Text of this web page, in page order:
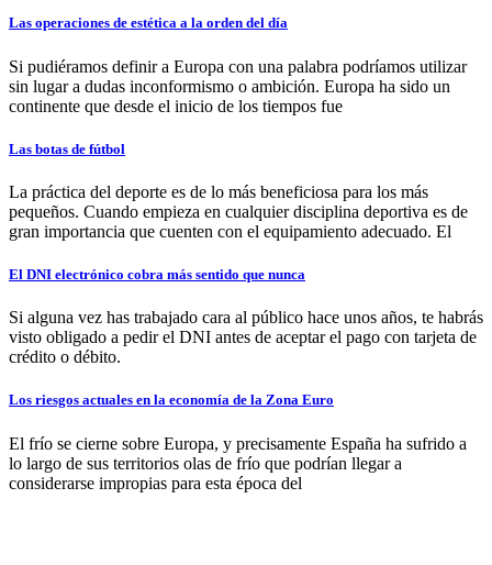
Las operaciones de estética a la orden del día
Si pudiéramos definir a Europa con una palabra podríamos utilizar
sin lugar a dudas inconformismo o ambición. Europa ha sido un
continente que desde el inicio de los tiempos fue
Las botas de fútbol
La práctica del deporte es de lo más beneficiosa para los más
pequeños. Cuando empieza en cualquier disciplina deportiva es de
gran importancia que cuenten con el equipamiento adecuado. El
El DNI electrónico cobra más sentido que nunca
Si alguna vez has trabajado cara al público hace unos años, te habrás
visto obligado a pedir el DNI antes de aceptar el pago con tarjeta de
crédito o débito.
Los riesgos actuales en la economía de la Zona Euro
El frío se cierne sobre Europa, y precisamente España ha sufrido a
lo largo de sus territorios olas de frío que podrían llegar a
considerarse impropias para esta época del